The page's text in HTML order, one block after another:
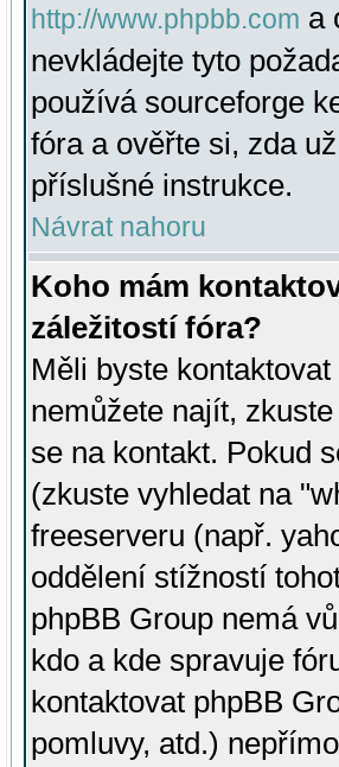
http://www.phpbb.com a
nevkládejte tyto
používá sourceforge
fóra a ověřte si, zda
příslušné instrukce.
Návrat nahoru
Koho mám
záležitostí fóra?
Měli byste
nemůžete najít,
se na kontakt. Pokud
(zkuste vyhledat na
freeserveru (např.
oddělení stížností
phpBB Group nemá
kdo a kde spravuje
kontaktovat phpBB
pomluvy, atd.)